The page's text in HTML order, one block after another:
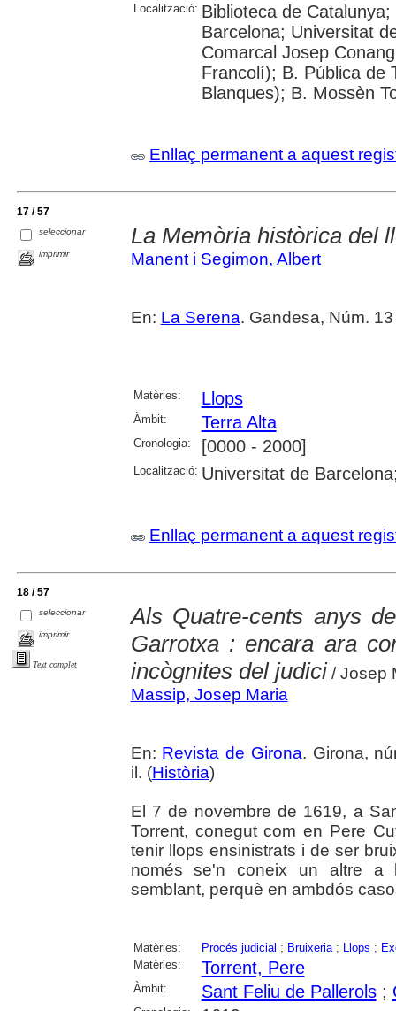
Localització: Biblioteca de
Barcelona; Universitat
Comarcal Josep
Francolí); B. Pública de
Blanques); B. Mossèn
Enllaç permanent a aquest
17 / 57
seleccionar
imprimir
La Memòria històrica del
Manent i Segimon, Albert
En: La Serena. Gandesa, Núm.
Matèries: Llops
Àmbit: Terra Alta
Cronologia: [0000 - 2000]
Localització: Universitat de
Enllaç permanent a aquest
18 / 57
seleccionar
imprimir
Text complet
Als Quatre-cents anys
Garrotxa : encara ara
incògnites del judici/ Josep
Massip, Josep Maria
En: Revista de Girona. Girona,
il. (Història)
El 7 de novembre de 1619, a
Torrent, conegut com en Pere
tenir llops ensinistrats i de ser
només se'n coneix un altre a
semblant, perquè en ambdós
Matèries: Procés judicial ; Bruixeria; Llops ;
Matèries:
Torrent, Pere
Àmbit: Sant Feliu de Pallerols;